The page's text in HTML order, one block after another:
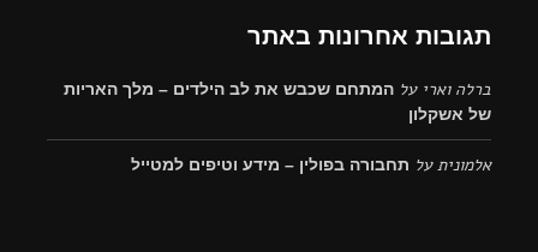
תגובות אחרונות באתר
ברלה וארי על המתחם שכבש את לב הילדים – מלך האריות
של אשקלון
אלמוניתעל תחבורה בפולין – מידע וטיפים למטייל